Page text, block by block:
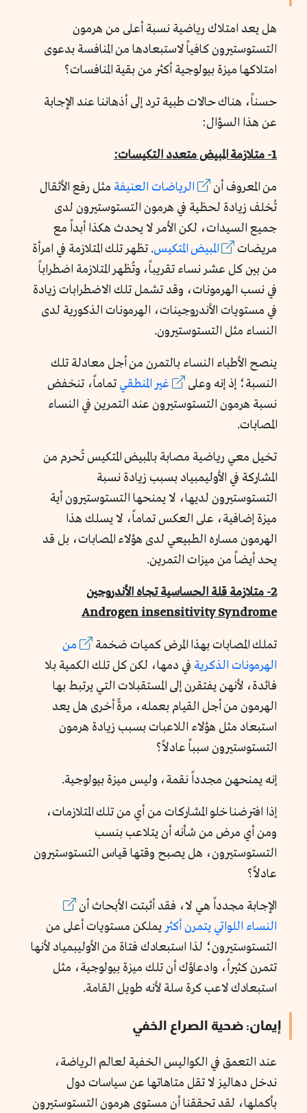
هل يعد امتلاك رياضية نسبة أعلى من هرمون
التستوستيرون كافياً لاستبعادها من المنافسة بدعوى
امتلاكها ميزة بيولوجية أكثر من بقية المنافسات؟
حسناً، هناك حالات طبية ترد إلى أذهاننا عند الإجابة
عن هذا السؤال:
1- متلازمة المبيض متعدد التكيسات:
من المعروف أن الرياضات العنيفة مثل رفع الأثقال
تُخلف زيادة لحظية في هرمون التستوستيرون لدى
جميع السيدات، لكن الأمر لا يحدث هكذا أبداً مع
مريضات
المبيض المتكيس. تظهر تلك المتلازمة في امرأة
من بين كل عشر نساء تقريباً، وتُظهر المتلازمة اضطراباً
في نسب الهرمونات، وقد تشمل تلك الاضطرابات زيادة
في مستويات الأندروجينات، الهرمونات الذكورية لدى
النساء مثل التستوستيرون.
ينصح الأطباء النساء بالتمرن من أجل معادلة تلك
النسبة؛ إذ إنه وعلى
غير المنطقي تماماً، تنخفض
نسبة هرمون التستوستيرون عند التمرين في النساء
المصابات.
تخيل معي رياضية مصابة بالمبيض المتكيس تُحرم من
المشاركة في الأوليمبياد بسبب زيادة نسبة
التستوستيرون لديها، لا يمنحها التستوستيرون أية
ميزة إضافية، على العكس تماماً، لا يسلك هذا
الهرمون مساره الطبيعي لدى هؤلاء المصابات، بل قد
يحد أيضاً من ميزات التمرين.
2- متلازمة قلة الحساسية تجاه الأندروجين
Androgen insensitivity Syndrome
تملك المصابات بهذا المرض كميات ضخمة
من
الهرمونات الذكرية في دمها، لكن كل تلك الكمية بلا
فائدة، لأنهن يفتقرن إلى المستقبلات التي يرتبط بها
الهرمون من أجل القيام بعمله، مرةً أخرى هل يعد
استبعاد مثل هؤلاء اللاعبات بسبب زيادة هرمون
التستوستيرون سبباً عادلاً؟
إنه يمنحهن مجدداً نقمة، وليس ميزة بيولوجية.
إذا افترضنا خلو المشاركات من أي من تلك المتلازمات،
ومن أي مرض من شأنه أن يتلاعب بنسب
التستوستيرون، هل يصبح وقتها قياس التستوستيرون
عادلاً؟
الإجابة مجدداً هي لا، فقد أثبتت الأبحاث أن
النساء اللواتي يتمرن أكثريملكن مستويات أعلى من
التستوستيرون؛ لذا استبعادك فتاة من الأوليبمياد لأنها
تتمرن كثيراً، وادعاؤك أن تلك ميزة بيولوجية، مثل
استبعادك لاعب كرة سلة لأنه طويل القامة.
إيمان: ضحية الصراع الخفي
عند التعمق في الكواليس الخفية لعالم الرياضة،
ندخل دهاليز لا تقل متاهاتها عن سياسات دول
بأكملها، لقد تحققنا أن مستوى هرمون التستوستيرون